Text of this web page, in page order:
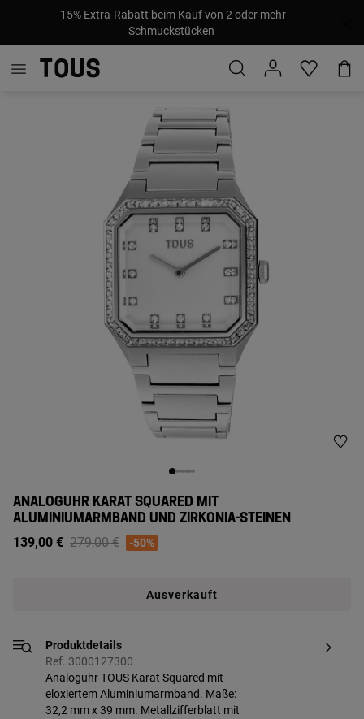
-15% Extra-Rabatt beim Kauf von 2 oder mehr
Schmuckstücken
ANALOGUHR KARAT SQUARED MIT
ALUMINIUMARMBAND UND ZIRKONIA-STEINEN
139,00 € Price reduced from
279,00 €to-50%
Ausverkauft
Produktdetails
Ref. 3000127300
Analoguhr TOUS Karat Squared mit
eloxiertem Aluminiumarmband. Maße:
32,2 mm x 39 mm. Metallzifferblatt mit